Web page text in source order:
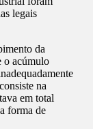
legais
da
o acúmulo
na
em total
forma de